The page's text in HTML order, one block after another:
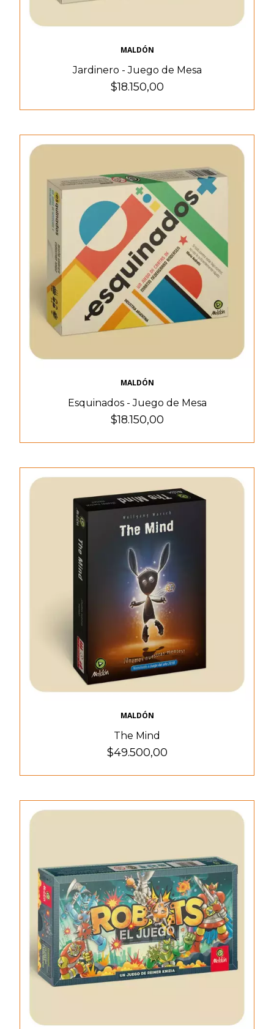
MALDÓN
Jardinero - Juego de Mesa
$18.150,00
MALDÓN
Esquinados - Juego de Mesa
$18.150,00
MALDÓN
The Mind
$49.500,00